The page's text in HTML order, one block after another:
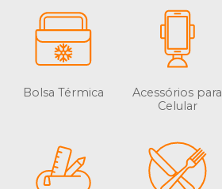
Bolsa Térmica
Acessórios para
Celular